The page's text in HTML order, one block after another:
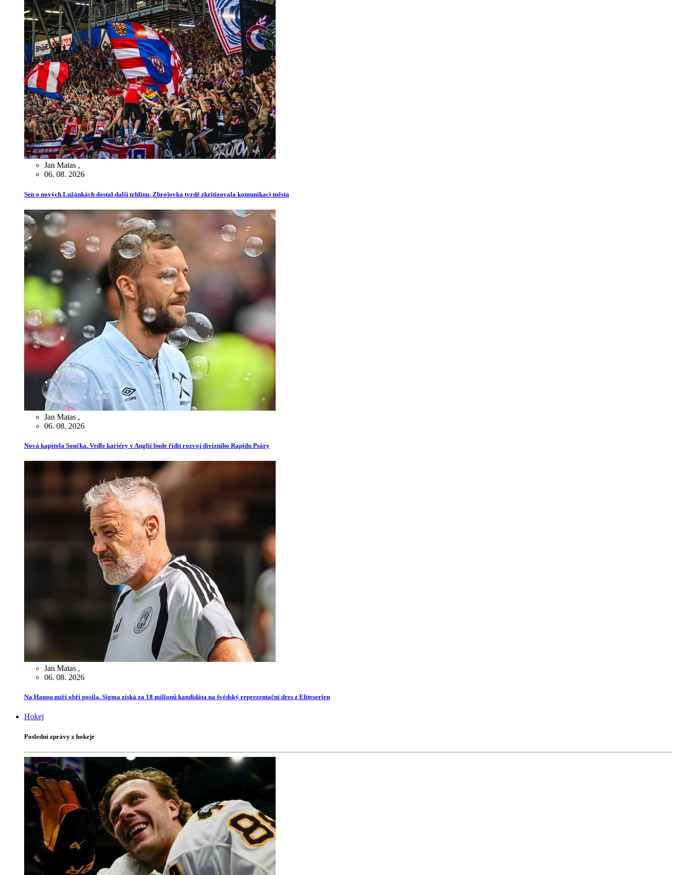
Jan Matas ,
06. 08. 2026
Sen o nových Lužánkách dostal další trhlinu. Zbrojovka tvrdě zkritizovala komunikaci města
Jan Matas ,
06. 08. 2026
Nová kapitola Součka. Vedle kariéry v Anglii bude řídit rozvoj divizního Rapidu Psáry
Jan Matas ,
06. 08. 2026
Na Hanou míří obří posila. Sigma získá za 18 milionů kandidáta na švédský reprezentační dres z Eliteserien
Hokej
Poslední zprávy z hokeje